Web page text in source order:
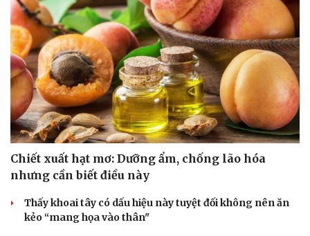
Kể chuyện cho bé
Hạt giống tâm hồn
Chiết xuất hạt mơ: Dưỡng ẩm, chống lão hóa
nhưng cần biết điều này
Thấy khoai tây có dấu hiệu này tuyệt đối không nên ăn
kẻo “mang họa vào thân"